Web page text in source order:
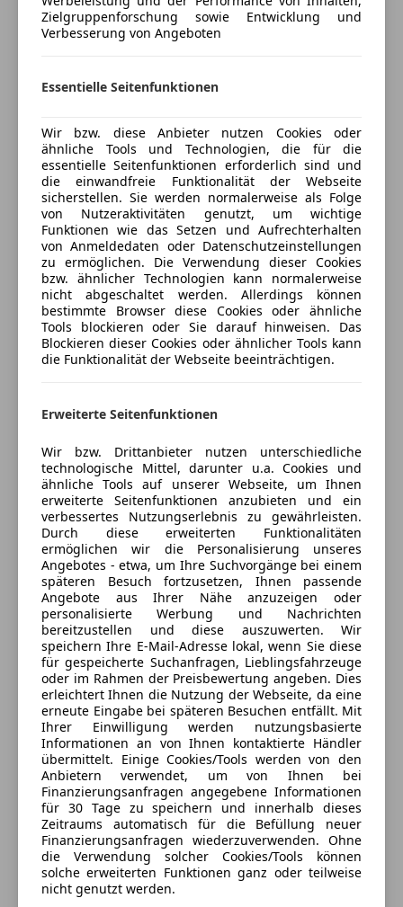
Kopfairbag
LED-Scheinwerfer
Müdigkeitswarnsystem
Notrufsystem
Reifendruckkontrollsystem
Servolenkung
Spurhalteassistent
Verkehrszeichenerkennung
Voll-LED Scheinwerfer
Wegfahrsperre
Zentralverriegelung
Extras
Pannenkit
Versicherungsschutz an Ihre Bedürfnisse
anpassen
Jetzt berechnen
Verkäufer Händler
Porsche Salzburg
Sternebewertung 5 von 5
5Sterne
(93% Weiterempfehlungen)
Anbieter auf AutoScout24 seit 2021
Geschlossen
Vogelweiderstraße 69,
5020 Salzburg, AT
Kontakt
Gebrauchtwagenteam
Alle Fahrzeuge des Anbieters
Anbieter kontaktieren
Deine Nachricht
Eintauschwagen: Kaufen und verkaufen in nur einem
Zielgruppenforschung sowie Entwicklung und
Verbesserung von Angeboten
Essentielle Seitenfunktionen
Wir bzw. diese Anbieter nutzen Cookies oder
ähnliche Tools und Technologien, die für die
essentielle Seitenfunktionen erforderlich sind und
die einwandfreie Funktionalität der Webseite
sicherstellen. Sie werden normalerweise als Folge
von Nutzeraktivitäten genutzt, um wichtige
Funktionen wie das Setzen und Aufrechterhalten
von Anmeldedaten oder Datenschutzeinstellungen
zu ermöglichen. Die Verwendung dieser Cookies
bzw. ähnlicher Technologien kann normalerweise
nicht abgeschaltet werden. Allerdings können
bestimmte Browser diese Cookies oder ähnliche
Tools blockieren oder Sie darauf hinweisen. Das
Blockieren dieser Cookies oder ähnlicher Tools kann
die Funktionalität der Webseite beeinträchtigen.
Erweiterte Seitenfunktionen
Wir bzw. Drittanbieter nutzen unterschiedliche
technologische Mittel, darunter u.a. Cookies und
ähnliche Tools auf unserer Webseite, um Ihnen
erweiterte Seitenfunktionen anzubieten und ein
verbessertes Nutzungserlebnis zu gewährleisten.
Durch diese erweiterten Funktionalitäten
ermöglichen wir die Personalisierung unseres
Angebotes - etwa, um Ihre Suchvorgänge bei einem
späteren Besuch fortzusetzen, Ihnen passende
Angebote aus Ihrer Nähe anzuzeigen oder
personalisierte Werbung und Nachrichten
bereitzustellen und diese auszuwerten. Wir
speichern Ihre E-Mail-Adresse lokal, wenn Sie diese
für gespeicherte Suchanfragen, Lieblingsfahrzeuge
oder im Rahmen der Preisbewertung angeben. Dies
erleichtert Ihnen die Nutzung der Webseite, da eine
erneute Eingabe bei späteren Besuchen entfällt. Mit
Ihrer Einwilligung werden nutzungsbasierte
Informationen an von Ihnen kontaktierte Händler
übermittelt. Einige Cookies/Tools werden von den
Anbietern verwendet, um von Ihnen bei
Finanzierungsanfragen angegebene Informationen
für 30 Tage zu speichern und innerhalb dieses
Zeitraums automatisch für die Befüllung neuer
Finanzierungsanfragen wiederzuverwenden. Ohne
die Verwendung solcher Cookies/Tools können
solche erweiterten Funktionen ganz oder teilweise
nicht genutzt werden.